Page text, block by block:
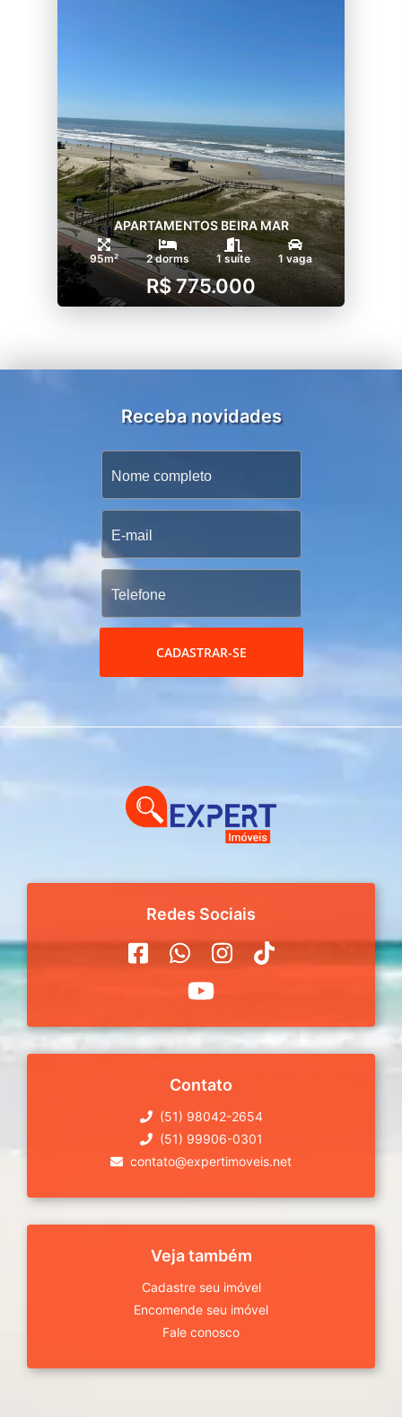
APARTAMENTOS BEIRA MAR
95m² 2 dorms 1 suíte 1 vaga
R$ 775.000
Receba novidades
CADASTRAR-SE
Redes Sociais
Contato
(51) 98042-2654
(51) 99906-0301
contato@expertimoveis.net
Veja também
Cadastre seu imóvel
Encomende seu imóvel
Fale conosco